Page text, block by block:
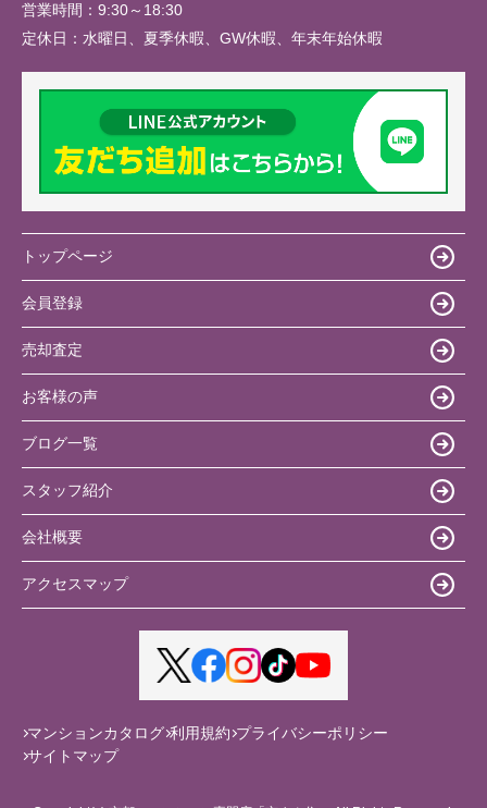
営業時間： 9:30～18:30
定休日： 水曜日、夏季休暇、GW休暇、年末年始休暇
トップページ
会員登録
売却査定
お客様の声
ブログ一覧
スタッフ紹介
会社概要
アクセスマップ
マンションカタログ 利用規約 プライバシーポリシー
サイトマップ